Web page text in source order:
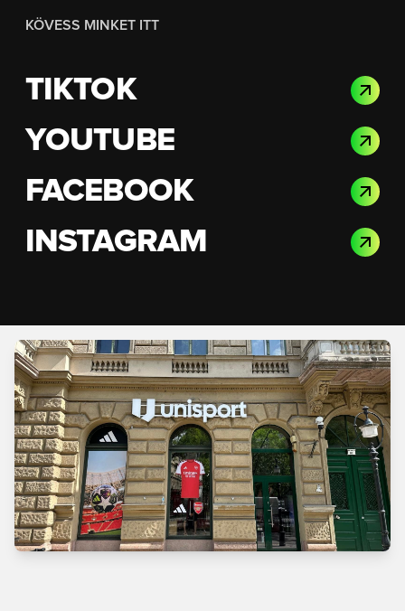
KÖVESS MINKET ITT
TIKTOK
YOUTUBE
FACEBOOK
INSTAGRAM